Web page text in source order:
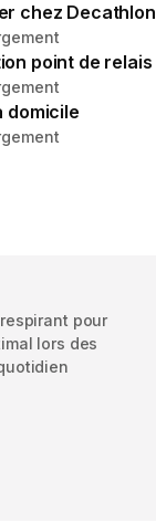
chez Decathlon
point de relais
domicile
pour
lors des